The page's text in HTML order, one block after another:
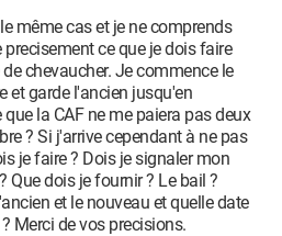
même cas et je ne comprends
ce que je dois faire
chevaucher. Je commence le
et garde l'ancien jusqu'en
la CAF ne me paiera pas deux
? Si j'arrive cependant à ne pas
je faire ? Dois je signaler mon
Que dois je fournir ? Le bail ?
et le nouveau et quelle date
Merci de vos precisions.